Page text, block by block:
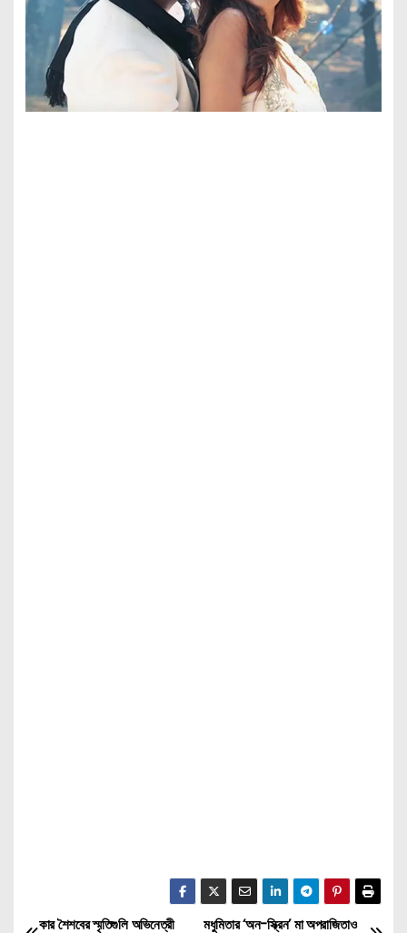
মধুমিতার ‘অন-স্ক্রিন’ মা অপরাজিতাও
কার শৈশবের স্মৃতিগুলি অভিনেত্রী